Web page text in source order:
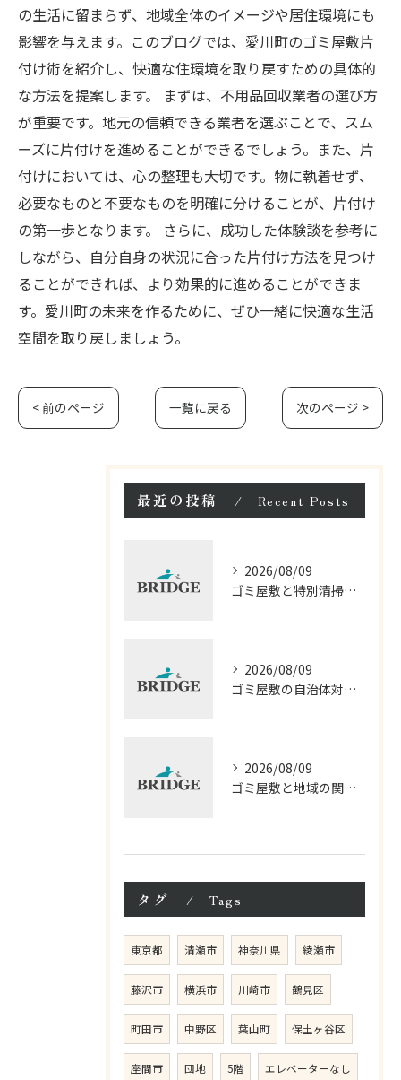
の生活に留まらず、地域全体のイメージや居住環境にも
影響を与えます。このブログでは、愛川町のゴミ屋敷片
付け術を紹介し、快適な住環境を取り戻すための具体的
な方法を提案します。 まずは、不用品回収業者の選び方
が重要です。地元の信頼できる業者を選ぶことで、スム
ーズに片付けを進めることができるでしょう。また、片
付けにおいては、心の整理も大切です。物に執着せず、
必要なものと不要なものを明確に分けることが、片付け
の第一歩となります。 さらに、成功した体験談を参考に
しながら、自分自身の状況に合った片付け方法を見つけ
ることができれば、より効果的に進めることができま
す。愛川町の未来を作るために、ぜひ一緒に快適な生活
空間を取り戻しましょう。
< 前のページ 一覧に戻る 次のページ >
最近の投稿 Recent Posts
2026/08/09
ゴミ屋敷と特別清掃の全知識神奈川県厚木市で確実に片付ける方法
2026/08/09
ゴミ屋敷の自治体対応と神奈川県相模原市で費用を抑える現実的な解決法
2026/08/09
ゴミ屋敷と地域の関係横浜市で片付け費用や行政の対応を徹底解説
タグ Tags
東京都 清瀬市 神奈川県 綾瀬市
藤沢市 横浜市 川崎市 鶴見区
町田市 中野区 葉山町 保土ヶ谷区
座間市 団地 5階 エレベーターなし